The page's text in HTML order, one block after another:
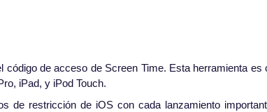
de acceso de Screen Time. Esta herramienta
iPad, y iPod Touch.
de restricción de iOS con cada lanzamiento